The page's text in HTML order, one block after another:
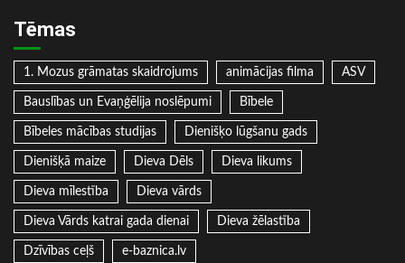
Tēmas
1. Mozus grāmatas skaidrojums animācijas filma ASV
Bauslības un Evaņģēlija noslēpumi Bībele
Bībeles mācības studijas Dienišķo lūgšanu gads
Dienišķā maize Dieva Dēls Dieva likums
Dieva mīlestība Dieva vārds
Dieva Vārds katrai gada dienai Dieva žēlastība
Dzīvības ceļš e-baznica.lv